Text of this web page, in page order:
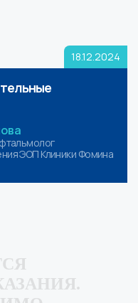
18.12.2024
ЭОП Клиники Фомина